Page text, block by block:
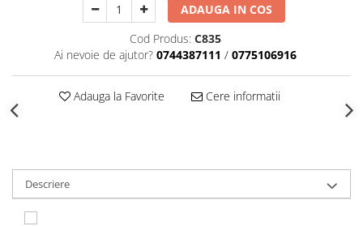
ADAUGA IN COS
Cod Produs: C835
Ai nevoie de ajutor? 0744387111 / 0775106916
Adauga la Favorite Cere informatii
Descriere